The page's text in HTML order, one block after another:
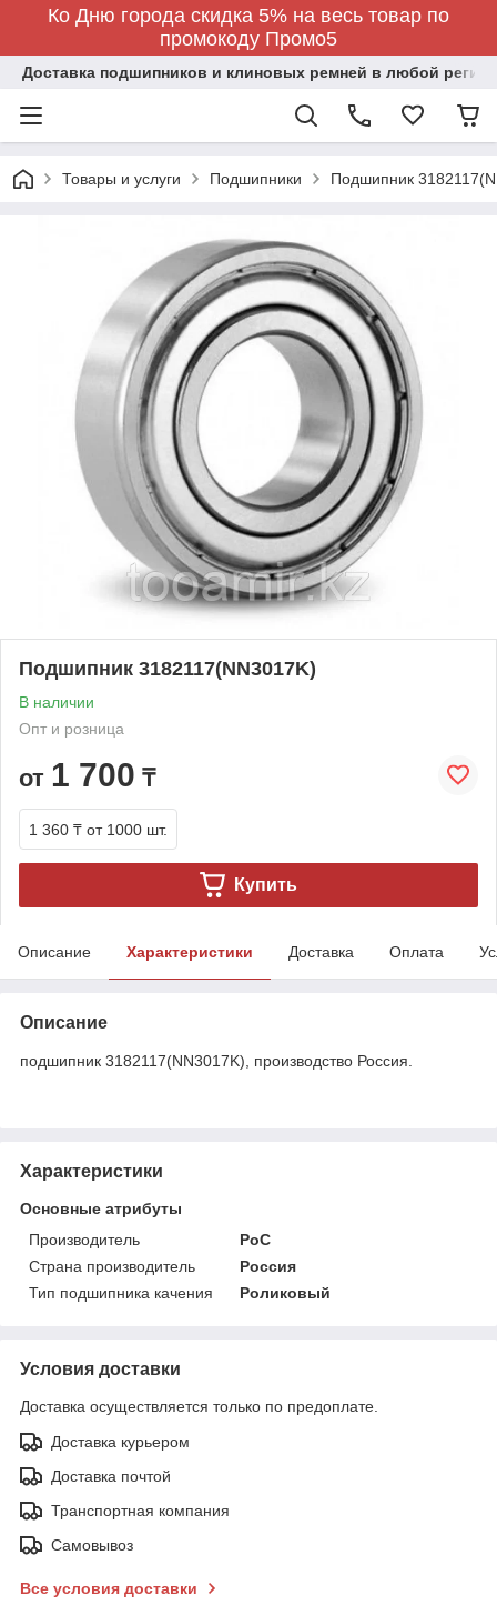
Ко Дню города скидка 5% на весь товар по
промокоду Промо5
Доставка подшипников и клиновых ремней в любой регион
Товары и услуги Подшипники Подшипник
Подшипник 3182117(NN3017K)
В наличии
Опт и розница
от 1 700 ₸
1 360 ₸ от 1000 шт.
Купить
Описание Характеристики Доставка Оплата
Описание
подшипник 3182117(NN3017K), производство Россия.
Характеристики
Основные атрибуты
Производитель
РоС
Страна производитель
Россия
Тип подшипника качения
Роликовый
Условия доставки
Доставка осуществляется только по предоплате.
Доставка курьером
Доставка почтой
Транспортная компания
Самовывоз
Все условия доставки